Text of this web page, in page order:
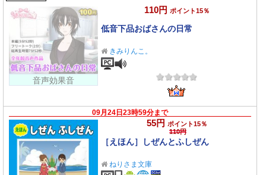
音声効果音
110円 ポイント15％
低音下品おばさんの日常
きみりんこ。
09月24日23時59分まで
55円 ポイント15％
110円
［えほん］しぜんとふしぜん
ねりさま文庫